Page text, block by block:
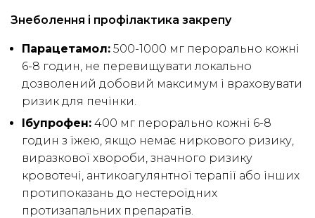
Знеболення і профілактика закрепу
Парацетамол: 500-1000 мг перорально кожні
6-8 годин, не перевищувати локально
дозволений добовий максимум і враховувати
ризик для печінки.
Ібупрофен: 400 мг перорально кожні 6-8
годин з їжею, якщо немає ниркового ризику,
виразкової хвороби, значного ризику
кровотечі, антикоагулянтної терапії або інших
протипоказань до нестероїдних
протизапальних препаратів.